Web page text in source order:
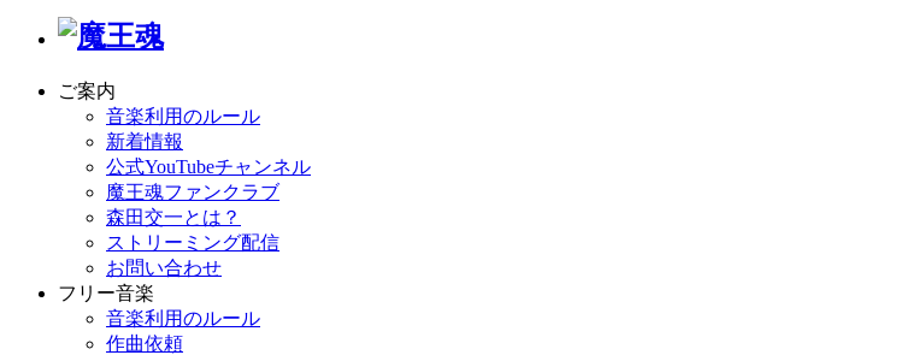
ご案内
音楽利用のルール
新着情報
公式YouTubeチャンネル
魔王魂ファンクラブ
森田交一とは？
ストリーミング配信
お問い合わせ
フリー音楽
音楽利用のルール
作曲依頼